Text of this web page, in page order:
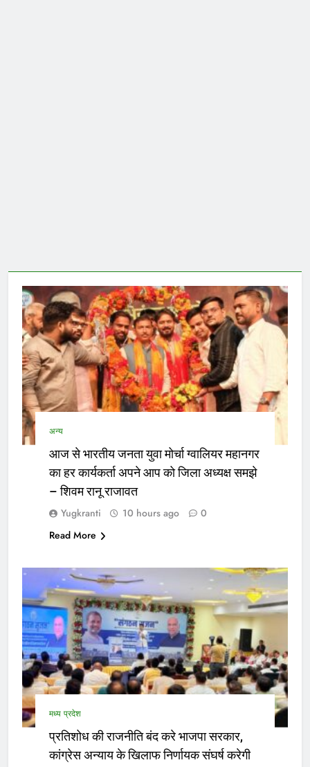
अन्य
आज से भारतीय जनता युवा मोर्चा ग्वालियर महानगर
का हर कार्यकर्ता अपने आप को जिला अध्यक्ष समझे
– शिवम रानू राजावत
Yugkranti 10 hours ago
0
Read More
मध्य प्रदेश
प्रतिशोध की राजनीति बंद करे भाजपा सरकार,
कांग्रेस अन्याय के खिलाफ निर्णायक संघर्ष करेगी